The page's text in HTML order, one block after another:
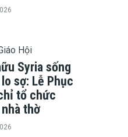
Hội
Syria sống
sợ: Lễ Phục
tổ chức
thờ